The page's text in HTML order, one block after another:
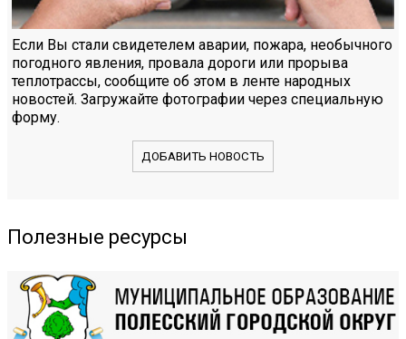
Если Вы стали свидетелем аварии, пожара, необычного
погодного явления, провала дороги или прорыва
теплотрассы, сообщите об этом в ленте народных
новостей. Загружайте фотографии через специальную
форму.
ДОБАВИТЬ НОВОСТЬ
Полезные ресурсы